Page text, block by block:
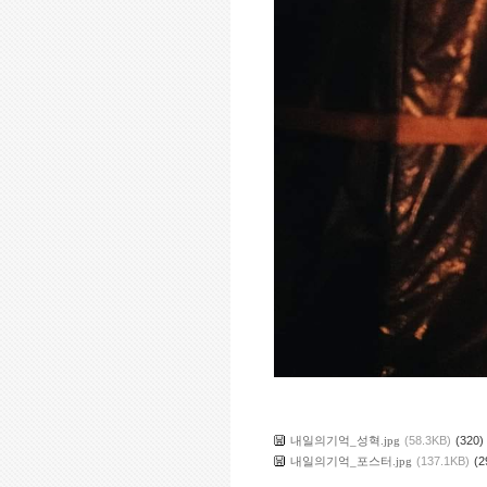
내일의기억_성혁.jpg (58.3KB) (320)
내일의기억_포스터.jpg (137.1KB)